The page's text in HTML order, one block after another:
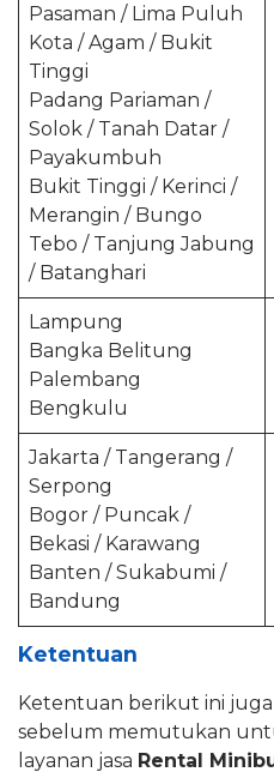
Pasaman / Lima Puluh
Kota / Agam / Bukit
Tinggi
Padang Pariaman /
Solok / Tanah Datar /
Payakumbuh
Bukit Tinggi / Kerinci /
Merangin / Bungo
Tebo / Tanjung Jabung
/ Batanghari
Lampung
Bangka Belitung
Palembang
Bengkulu
Jakarta / Tangerang /
Serpong
Bogor / Puncak /
Bekasi / Karawang
Banten / Sukabumi /
Bandung
Ketentuan
Ketentuan berikut ini
sebelum memutukan
layanan jasa Rental